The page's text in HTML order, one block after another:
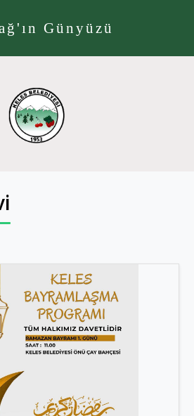
Günyüzü